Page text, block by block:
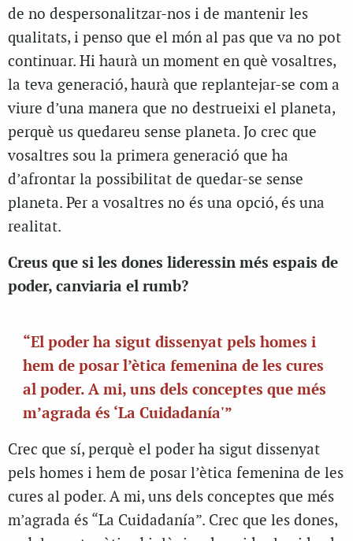
de no despersonalitzar-nos i de mantenir les
qualitats, i penso que el món al pas que va no pot
continuar. Hi haurà un moment en què vosaltres,
la teva generació, haurà que replantejar-se com a
viure d’una manera que no destrueixi el planeta,
perquè us quedareu sense planeta. Jo crec que
vosaltres sou la primera generació que ha
d’afrontar la possibilitat de quedar-se sense
planeta. Per a vosaltres no és una opció, és una
realitat.
Creus que si les dones lideressin més espais de
poder, canviaria el rumb?
“El poder ha sigut dissenyat pels homes i
hem de posar l’ètica femenina de les cures
al poder. A mi, uns dels conceptes que més
m’agrada és ‘La Cuidadanía'”
Crec que sí, perquè el poder ha sigut dissenyat
pels homes i hem de posar l’ètica femenina de les
cures al poder. A mi, uns dels conceptes que més
m’agrada és “La Cuidadanía”. Crec que les dones,